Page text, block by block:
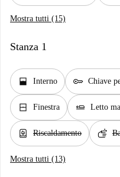
Mostra tutti (15)
Stanza 1
window_open Interno key Chiave
window_closed Finestra airline_seat_flat Letto
water_heater Riscaldamento soap
Mostra tutti (13)